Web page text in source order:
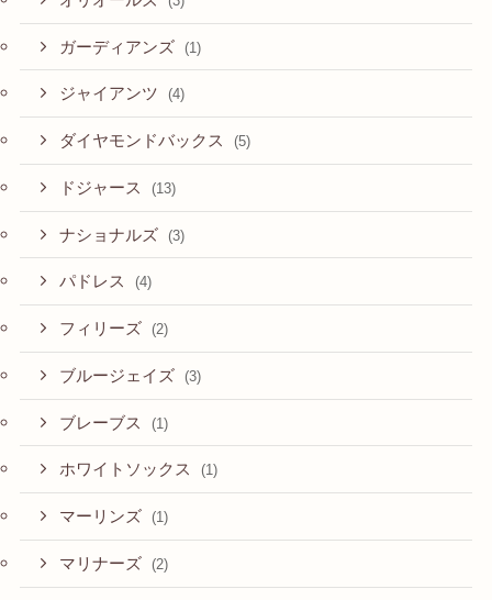
ガーディアンズ (1)
ジャイアンツ (4)
ダイヤモンドバックス (5)
ドジャース (13)
ナショナルズ (3)
パドレス (4)
フィリーズ (2)
ブルージェイズ (3)
ブレーブス (1)
ホワイトソックス (1)
マーリンズ (1)
マリナーズ (2)